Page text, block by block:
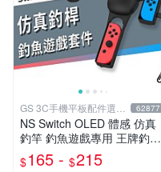
GS 3C手機平板配件選品
店
62877
NS Switch OLED 體感 仿真
釣竿 釣魚遊戲專用 王牌釣手
釣魚明星 Joy-Con 專用
$165 - $215